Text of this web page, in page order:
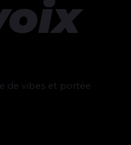
de vibes et portée